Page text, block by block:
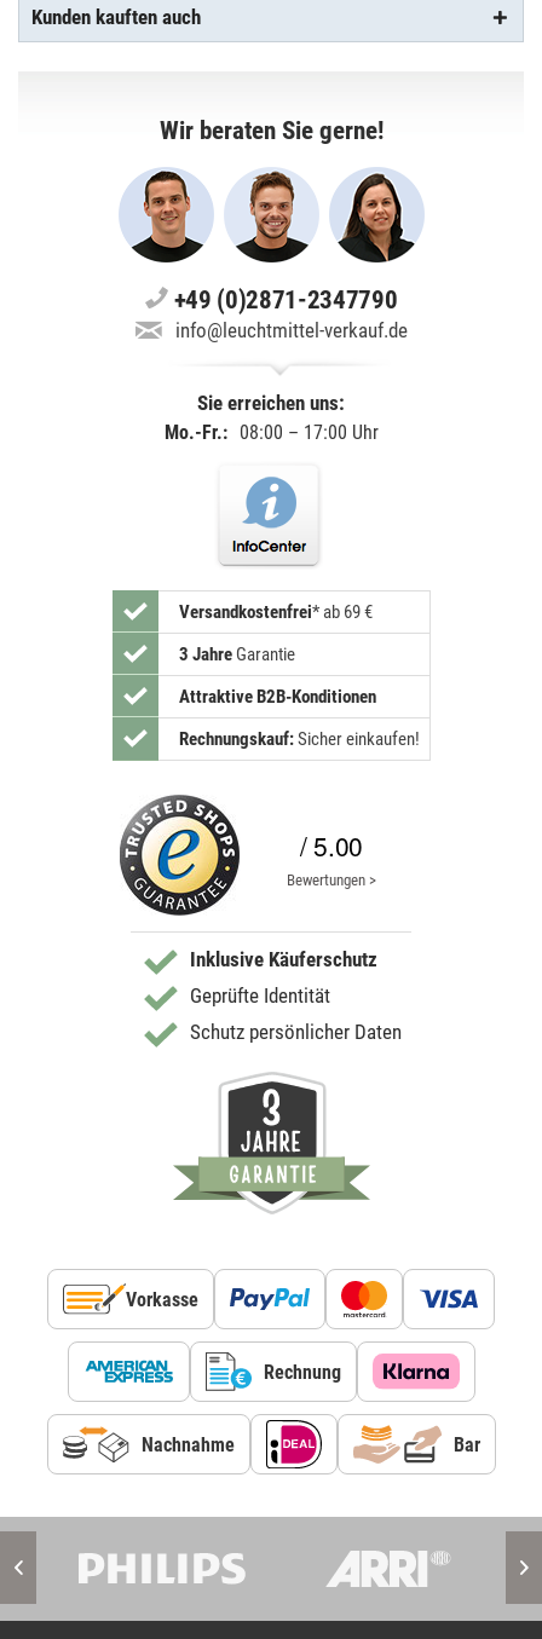
Kunden kauften auch
Wir beraten Sie gerne!
+49 (0)2871-2347790
info@leuchtmittel-verkauf.de
Sie erreichen uns:
Mo.-Fr.: 08:00 – 17:00 Uhr
Versandkostenfrei* ab 69 €
3 JahreGarantie
Attraktive B2B-Konditionen
Rechnungskauf:Sicher einkaufen!
/ 5.00
Bewertungen >
Inklusive Käuferschutz
Geprüfte Identität
Schutz persönlicher Daten
Vorkasse
Rechnung
Nachnahme Bar